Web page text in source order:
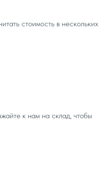
стоимость в нескольких
к нам на склад, чтобы